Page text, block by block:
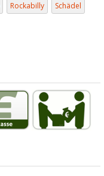
Rockabilly
Schädel